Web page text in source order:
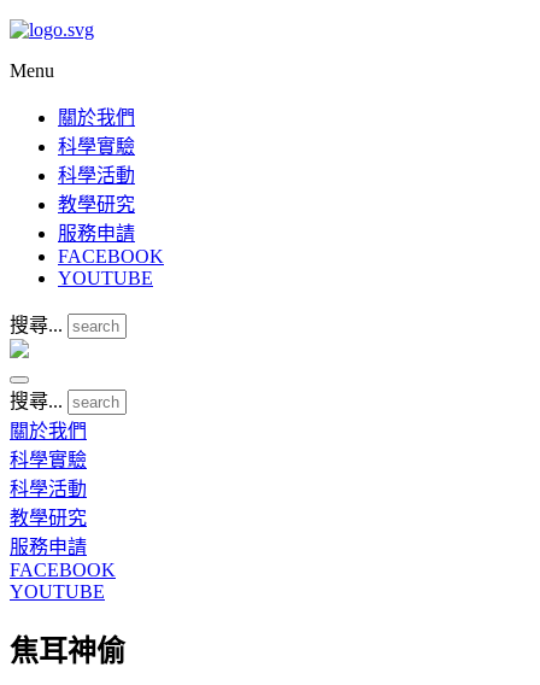
Menu
關於我們
科學實驗
科學活動
教學研究
服務申請
FACEBOOK
YOUTUBE
搜尋...
搜尋...
關於我們
科學實驗
科學活動
教學研究
服務申請
FACEBOOK
YOUTUBE
焦耳神偷